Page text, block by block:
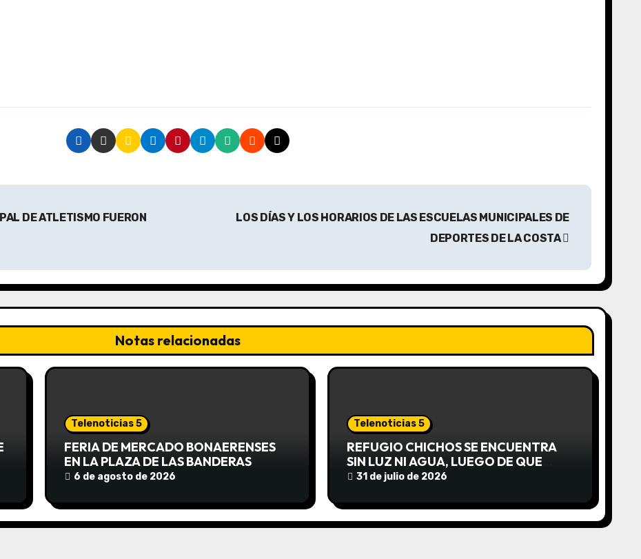
DE ATLETISMO FUERON
LOS DÍAS Y LOS HORARIOS DE LAS ESCUELAS MUNICIPALES DE
DEPORTES DE LA COSTA
Notas relacionadas
Telenoticias 5
FERIA DE MERCADO BONAERENSES
EN LA PLAZA DE LAS BANDERAS
6 de agosto de 2026
Telenoticias 5
REFUGIO CHICHOS SE ENCUENTRA
SIN LUZ NI AGUA, LUEGO DE QUE
EDEA CORTARA EL SUMINISTRO SIN
31 de julio de 2026